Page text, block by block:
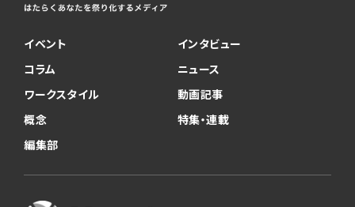
イベント
インタビュー
コラム
ニュース
ワークスタイル
動画記事
概念
特集・連載
編集部